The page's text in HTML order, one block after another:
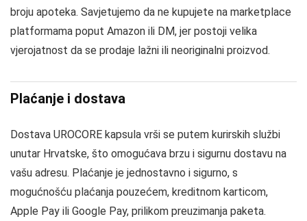
broju apoteka. Savjetujemo da ne kupujete na marketplace
platformama poput Amazon ili DM, jer postoji velika
vjerojatnost da se prodaje lažni ili neoriginalni proizvod.
Plaćanje i dostava
Dostava UROCORE kapsula vrši se putem kurirskih službi
unutar Hrvatske, što omogućava brzu i sigurnu dostavu na
vašu adresu. Plaćanje je jednostavno i sigurno, s
mogućnošću plaćanja pouzećem, kreditnom karticom,
Apple Pay ili Google Pay, prilikom preuzimanja paketa.